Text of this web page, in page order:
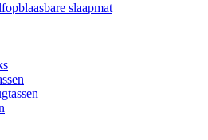
slaapmat